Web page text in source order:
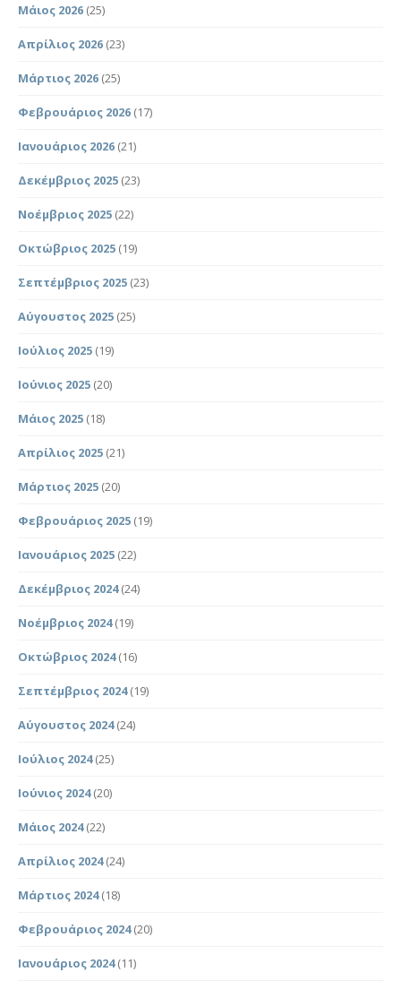
Μάιος 2026 (25)
Απρίλιος 2026 (23)
Μάρτιος 2026 (25)
Φεβρουάριος 2026 (17)
Ιανουάριος 2026 (21)
Δεκέμβριος 2025 (23)
Νοέμβριος 2025 (22)
Οκτώβριος 2025 (19)
Σεπτέμβριος 2025 (23)
Αύγουστος 2025 (25)
Ιούλιος 2025 (19)
Ιούνιος 2025 (20)
Μάιος 2025 (18)
Απρίλιος 2025 (21)
Μάρτιος 2025 (20)
Φεβρουάριος 2025 (19)
Ιανουάριος 2025 (22)
Δεκέμβριος 2024(24)
Νοέμβριος 2024(19)
Οκτώβριος 2024(16)
Σεπτέμβριος 2024(19)
Αύγουστος 2024(24)
Ιούλιος 2024(25)
Ιούνιος 2024(20)
Μάιος 2024(22)
Απρίλιος 2024(24)
Μάρτιος 2024(18)
Φεβρουάριος 2024(20)
Ιανουάριος 2024(11)